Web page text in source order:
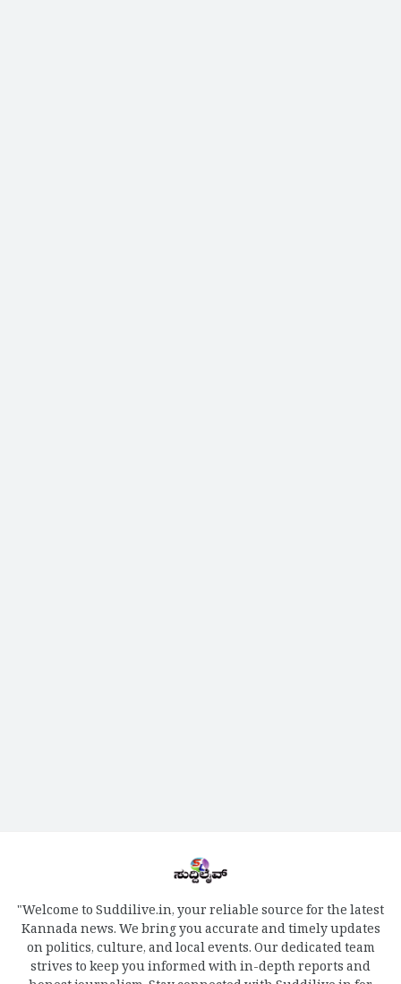
"Welcome to Suddilive.in, your reliable source for the latest
Kannada news. We bring you accurate and timely updates
on politics, culture, and local events. Our dedicated team
strives to keep you informed with in-depth reports and